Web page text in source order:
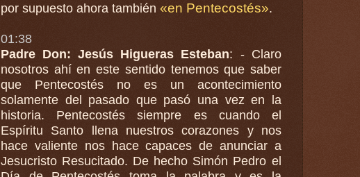
por supuesto ahora también «en Pentecostés».
01:38
Padre Don: Jesús Higueras Esteban: - Claro
nosotros ahí en este sentido tenemos que saber
que Pentecostés no es un acontecimiento
solamente del pasado que pasó una vez en la
historia. Pentecostés siempre es cuando el
Espíritu Santo llena nuestros corazones y nos
hace valiente nos hace capaces de anunciar a
Jesucristo Resucitado. De hecho Simón Pedro el